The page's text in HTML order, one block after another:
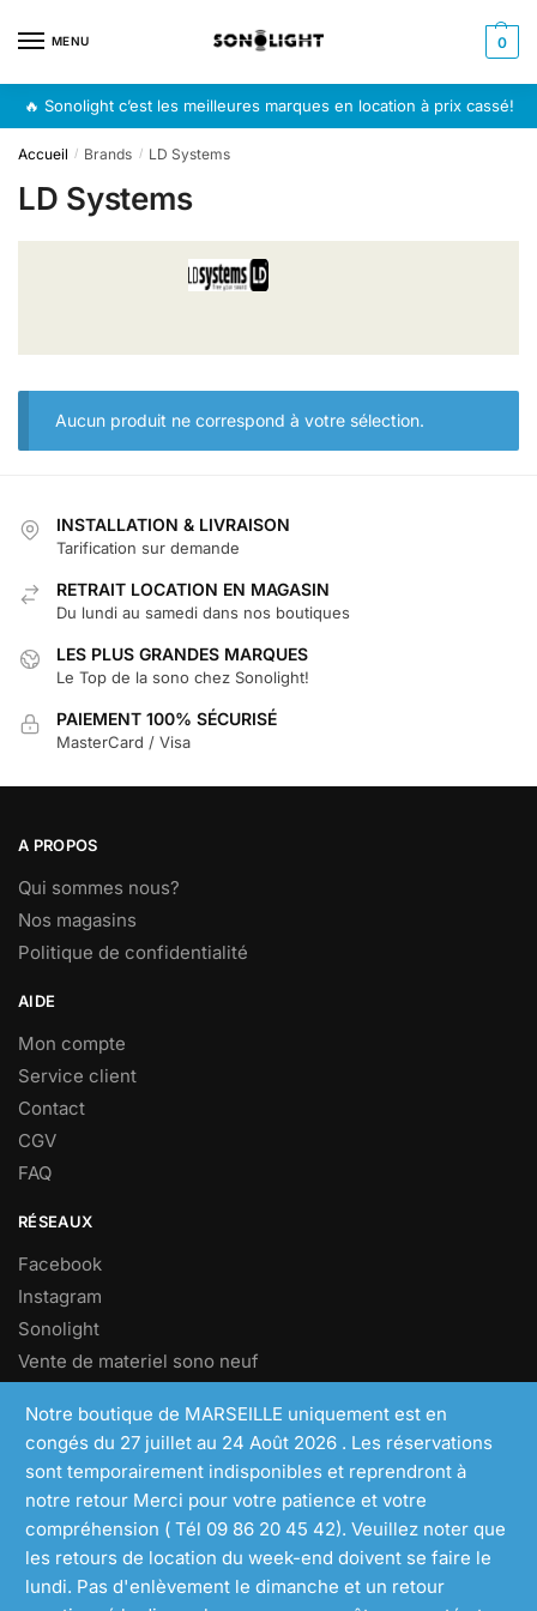
Notre boutique de MARSEILLE uniquement est en
congés du 27 juillet au 24 Août 2026 . Les réservations
sont temporairement indisponibles et reprendront à
notre retour Merci pour votre patience et votre
compréhension ( Tél 09 86 20 45 42). Veuillez noter que
les retours de location du week-end doivent se faire le
lundi. Pas d'enlèvement le dimanche et un retour
MENU 0
🔥 Sonolight c’est les meilleures marques en location à prix cassé!
Accueil / Brands / LD Systems
LD Systems
Aucun produit ne correspond à votre sélection.
INSTALLATION & LIVRAISON
Tarification sur demande
RETRAIT LOCATION EN MAGASIN
Du lundi au samedi dans nos boutiques
LES PLUS GRANDES MARQUES
Le Top de la sono chez Sonolight!
PAIEMENT 100% SÉCURISÉ
MasterCard / Visa
A PROPOS
Qui sommes nous?
Nos magasins
Politique de confidentialité
AIDE
Mon compte
Service client
Contact
CGV
FAQ
RÉSEAUX
Facebook
Instagram
Sonolight
Vente de materiel sono neuf
NEWSLETTER
Inscrivez vous à notre newsletters pour profiter d’offres
exclusives.
[mc4wp_form id= »145″]